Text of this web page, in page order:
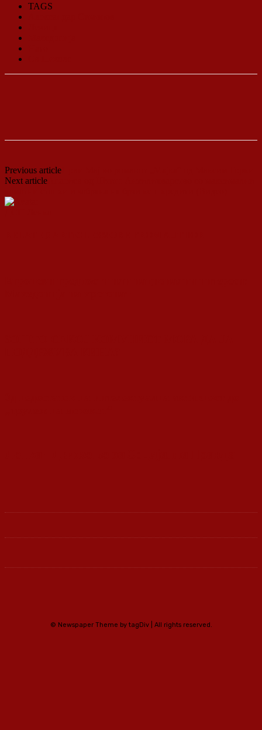
TAGS
Previous article
Next article
© Newspaper Theme by tagDiv | All rights reserved.